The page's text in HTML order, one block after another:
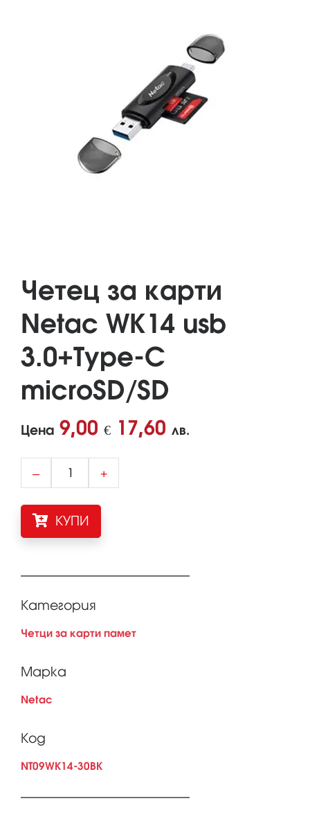
Четец за карти
Netac WK14 usb
3.0+Type-C
microSD/SD
Цена 9,00 € 17,60 лв.
– +
КУПИ
Категория
Четци за карти памет
Марка
Netac
Код
NT09WK14-30BK